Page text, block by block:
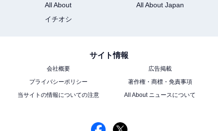
All About
All About Japan
イチオシ
サイト情報
会社概要
広告掲載
プライバシーポリシー
著作権・商標・免責事項
当サイトの情報についての注意
All About ニュースについて